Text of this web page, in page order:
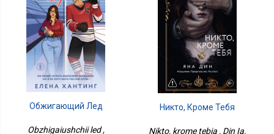
Обжигающий Лед
Obzhigaiushchii led ,
Никто, Кроме Тебя
Nikto, krome tebia , Din Ia.